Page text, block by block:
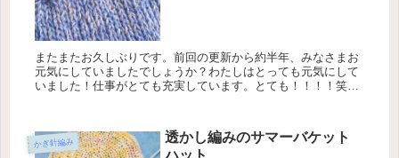
またまたお久しぶりです。前回の更新から約半年、みなさまお
元気にしていましたでしょうか？わたしはとっても元気にして
いました！仕事がとても充実しています。とても！！！！笑こ
かぎ針編み
透かし編みのサマーバケット